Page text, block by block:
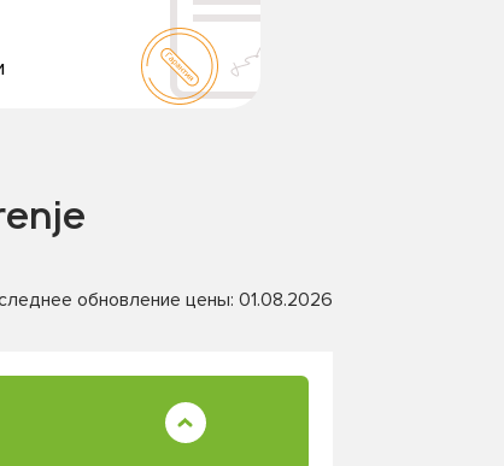
обновление цены: 01.08.2026